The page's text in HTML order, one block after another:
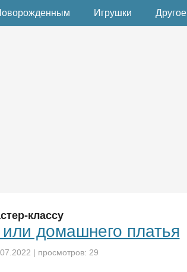
Игрушки Другое
классу
домашнего платья
| просмотров: 29